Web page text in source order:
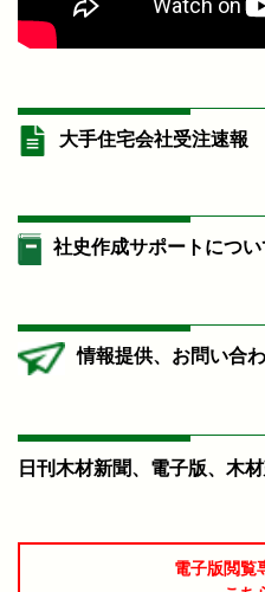
大手住宅会社受注速報
社史作成サポートについ
情報提供、お問い合
日刊木材新聞、電子版、木
電子版閲覧